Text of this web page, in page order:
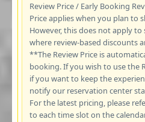
Review Price / Early Booking
Price applies when you plan to
However, this does not apply
where review-based discounts
**The Review Price is
booking. If you wish to use the
if you want to keep the
notify our reservation center
For the latest pricing, please
to each time slot on the